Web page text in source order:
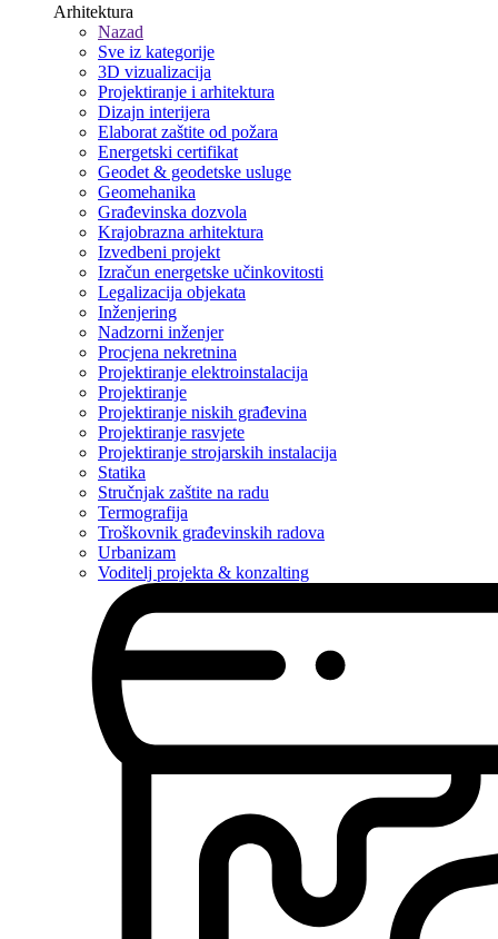
Arhitektura
Nazad
Sve iz kategorije
3D vizualizacija
Projektiranje i arhitektura
Dizajn interijera
Elaborat zaštite od požara
Energetski certifikat
Geodet & geodetske usluge
Geomehanika
Građevinska dozvola
Krajobrazna arhitektura
Izvedbeni projekt
Izračun energetske učinkovitosti
Legalizacija objekata
Inženjering
Nadzorni inženjer
Procjena nekretnina
Projektiranje elektroinstalacija
Projektiranje
Projektiranje niskih građevina
Projektiranje rasvjete
Projektiranje strojarskih instalacija
Statika
Stručnjak zaštite na radu
Termografija
Troškovnik građevinskih radova
Urbanizam
Voditelj projekta & konzalting